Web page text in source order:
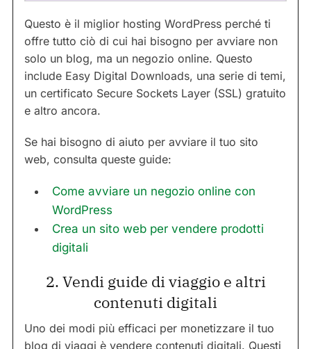
Questo è il miglior hosting WordPress perché ti
offre tutto ciò di cui hai bisogno per avviare non
solo un blog, ma un negozio online. Questo
include Easy Digital Downloads, una serie di temi,
un certificato Secure Sockets Layer (SSL) gratuito
e altro ancora.
Se hai bisogno di aiuto per avviare il tuo sito
web, consulta queste guide:
Come avviare un negozio online con
WordPress
Crea un sito web per vendere prodotti
digitali
2. Vendi guide di viaggio e altri
contenuti digitali
Uno dei modi più efficaci per monetizzare il tuo
blog di viaggi è vendere contenuti digitali. Questi